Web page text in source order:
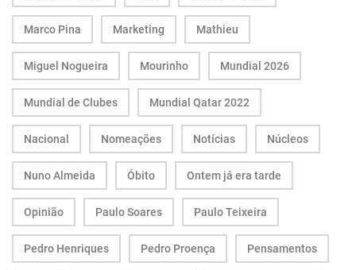
Marco Pina Marketing Mathieu
Miguel Nogueira Mourinho Mundial 2026
Mundial de Clubes Mundial Qatar 2022
Nacional Nomeações Notícias Núcleos
Nuno Almeida Óbito Ontem já era tarde
Opinião Paulo Soares Paulo Teixeira
Pedro Henriques Pedro Proença Pensamentos